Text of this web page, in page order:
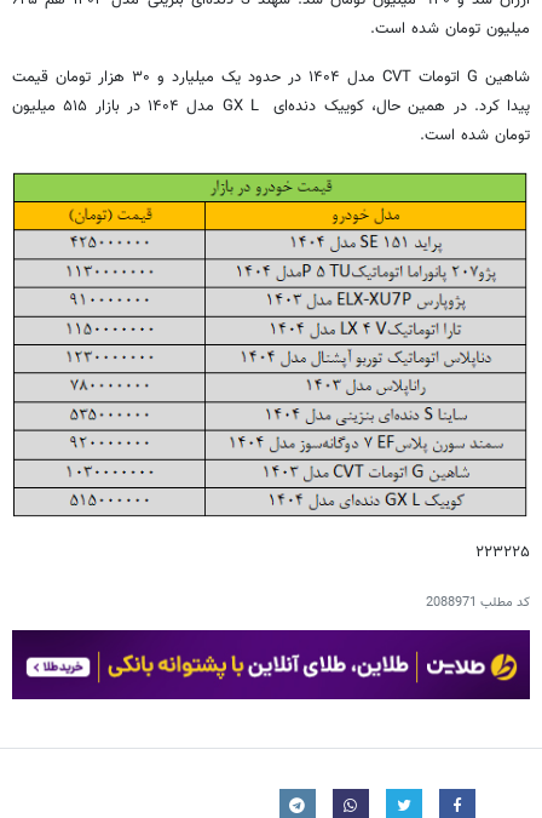
میلیون تومان شده است.
شاهین G اتومات CVT مدل ۱۴۰۴ در حدود یک میلیارد و ۳۰ هزار تومان قیمت
پیدا کرد. در همین حال، کوییک دنده‌ای GX L مدل ۱۴۰۴ در بازار ۵۱۵ میلیون
تومان شده است.
۲۲۳۲۲۵
کد مطلب 2088971